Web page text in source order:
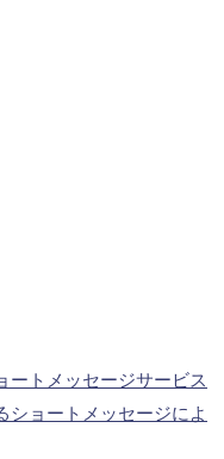
ートメッセージサービス
ショートメッセージによ